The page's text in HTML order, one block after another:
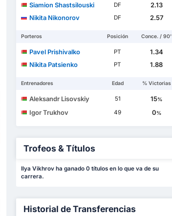
Siamion Shastsilouski
DF
2.13
Nikita Nikonorov
DF 2.57
Porteros Posición Conce. / 90'
Pavel Prishivalko PT
1.34
Nikita Patsienko
PT 1.88
Entrenadores Edad % Victorias
Aleksandr Lisovskiy 51 15%
Igor Trukhov 49 0%
Trofeos & Títulos
Ilya Vikhrov ha ganado 0 títulos en lo que va de su
carrera.
Historial de Transferencias